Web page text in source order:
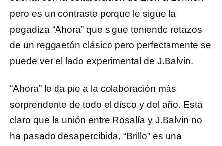
pero es un contraste porque le sigue la
pegadiza “Ahora” que sigue teniendo retazos
de un reggaetón clásico pero perfectamente se
puede ver el lado experimental de J.Balvin.
“Ahora” le da pie a la colaboración más
sorprendente de todo el disco y del año. Está
claro que la unión entre Rosalía y J.Balvin no
ha pasado desapercibida, “Brillo” es una